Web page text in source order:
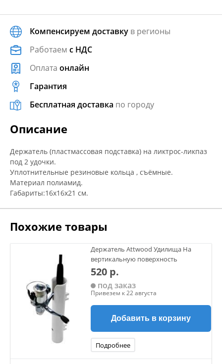
Компенсируем доставку в регионы
Работаем с НДС
Оплата онлайн
Гарантия
Бесплатная доставка по городу
Описание
Держатель (пластмассовая подставка) на ликтрос-ликпаз
под 2 удочки.
Уплотнительные резиновые кольца , съёмные.
Материал полиамид.
Габариты:16х16х21 см.
Похожие товары
Держатель Attwood Удилища На
вертикальную поверхность
520 р.
под заказ
Привезем к 22 августа
Добавить в корзину
Подробнее